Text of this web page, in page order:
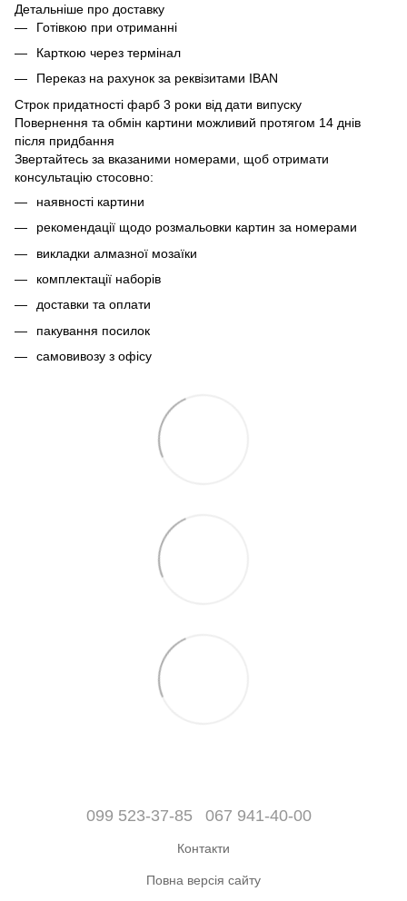
Детальніше про доставку
Готівкою при отриманні
Карткою через термінал
Переказ на рахунок за реквізитами IBAN
Строк придатності фарб 3 роки від дати випуску
Повернення та обмін картини можливий протягом 14 днів
після придбання
Звертайтесь за вказаними номерами, щоб отримати
консультацію стосовно:
наявності картини
рекомендації щодо розмальовки картин за номерами
викладки алмазної мозаїки
комплектації наборів
доставки та оплати
пакування посилок
самовивозу з офісу
099 523-37-85 067 941-40-00
Контакти
Повна версія сайту